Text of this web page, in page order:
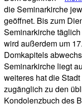
die Seminarkirche
geöffnet. Bis zum
Seminarkirche
wird außerdem um
Domkapitels
Seminarkirche liegt
weiteres hat die
zugänglich zu den
Kondolenzbuch des